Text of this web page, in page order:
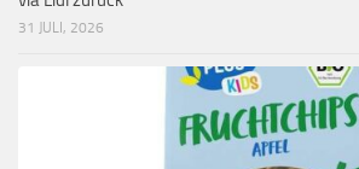
31 JULI, 2026